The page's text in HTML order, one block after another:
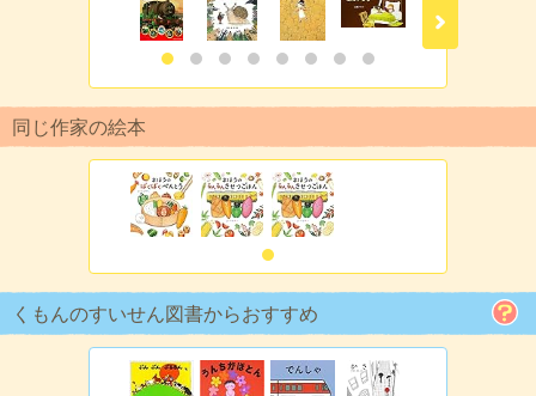
同じ作家の絵本
くもんのすいせん図書からおすすめ